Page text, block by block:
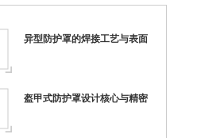
异型防护罩的焊接工艺与表面
盔甲式防护罩设计核心与精密